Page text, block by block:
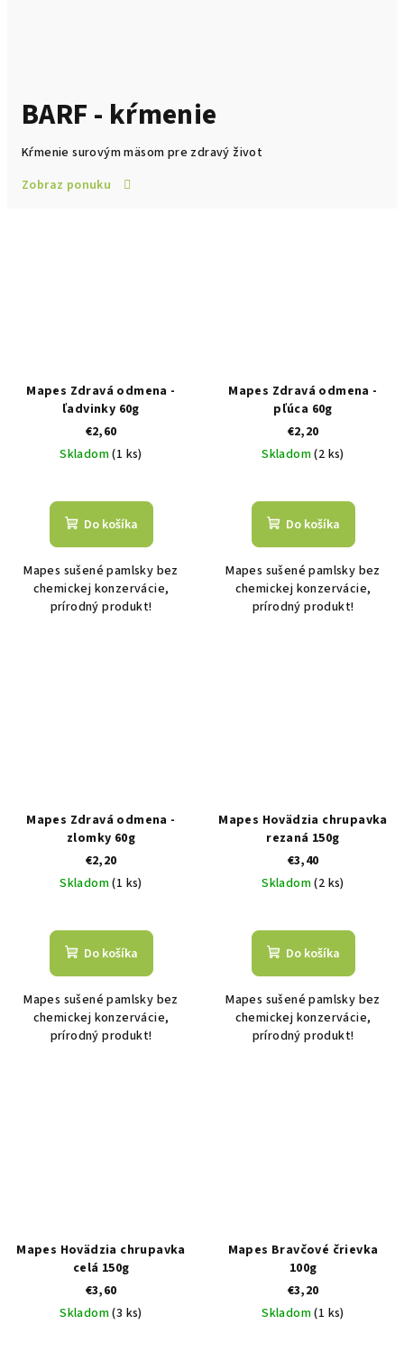
BARF - kŕmenie
Kŕmenie surovým mäsom pre zdravý život
Zobraz ponuku
Mapes Zdravá odmena -
ľadvinky 60g
€2,60
Skladom(1 ks)
Do košíka
Mapes sušené pamlsky bez
chemickej konzervácie,
prírodný produkt!
Mapes Zdravá odmena -
pľúca 60g
€2,20
Skladom(2 ks)
Do košíka
Mapes sušené pamlsky bez
chemickej konzervácie,
prírodný produkt!
Mapes Zdravá odmena -
zlomky 60g
€2,20
Skladom(1 ks)
Do košíka
Mapes sušené pamlsky bez
chemickej konzervácie,
prírodný produkt!
Mapes Hovädzia chrupavka
rezaná 150g
€3,40
Skladom(2 ks)
Do košíka
Mapes sušené pamlsky bez
chemickej konzervácie,
prírodný produkt!
Mapes Hovädzia chrupavka
celá 150g
€3,60
Skladom(3 ks)
Mapes Bravčové črievka
100g
€3,20
Skladom(1 ks)